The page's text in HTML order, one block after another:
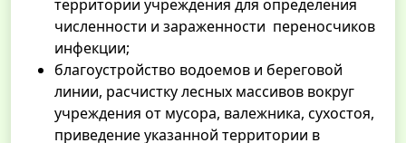
территории учреждения для определения
численности и зараженности переносчиков
инфекции;
благоустройство водоемов и береговой
линии, расчистку лесных массивов вокруг
учреждения от мусора, валежника, сухостоя,
приведение указанной территории в